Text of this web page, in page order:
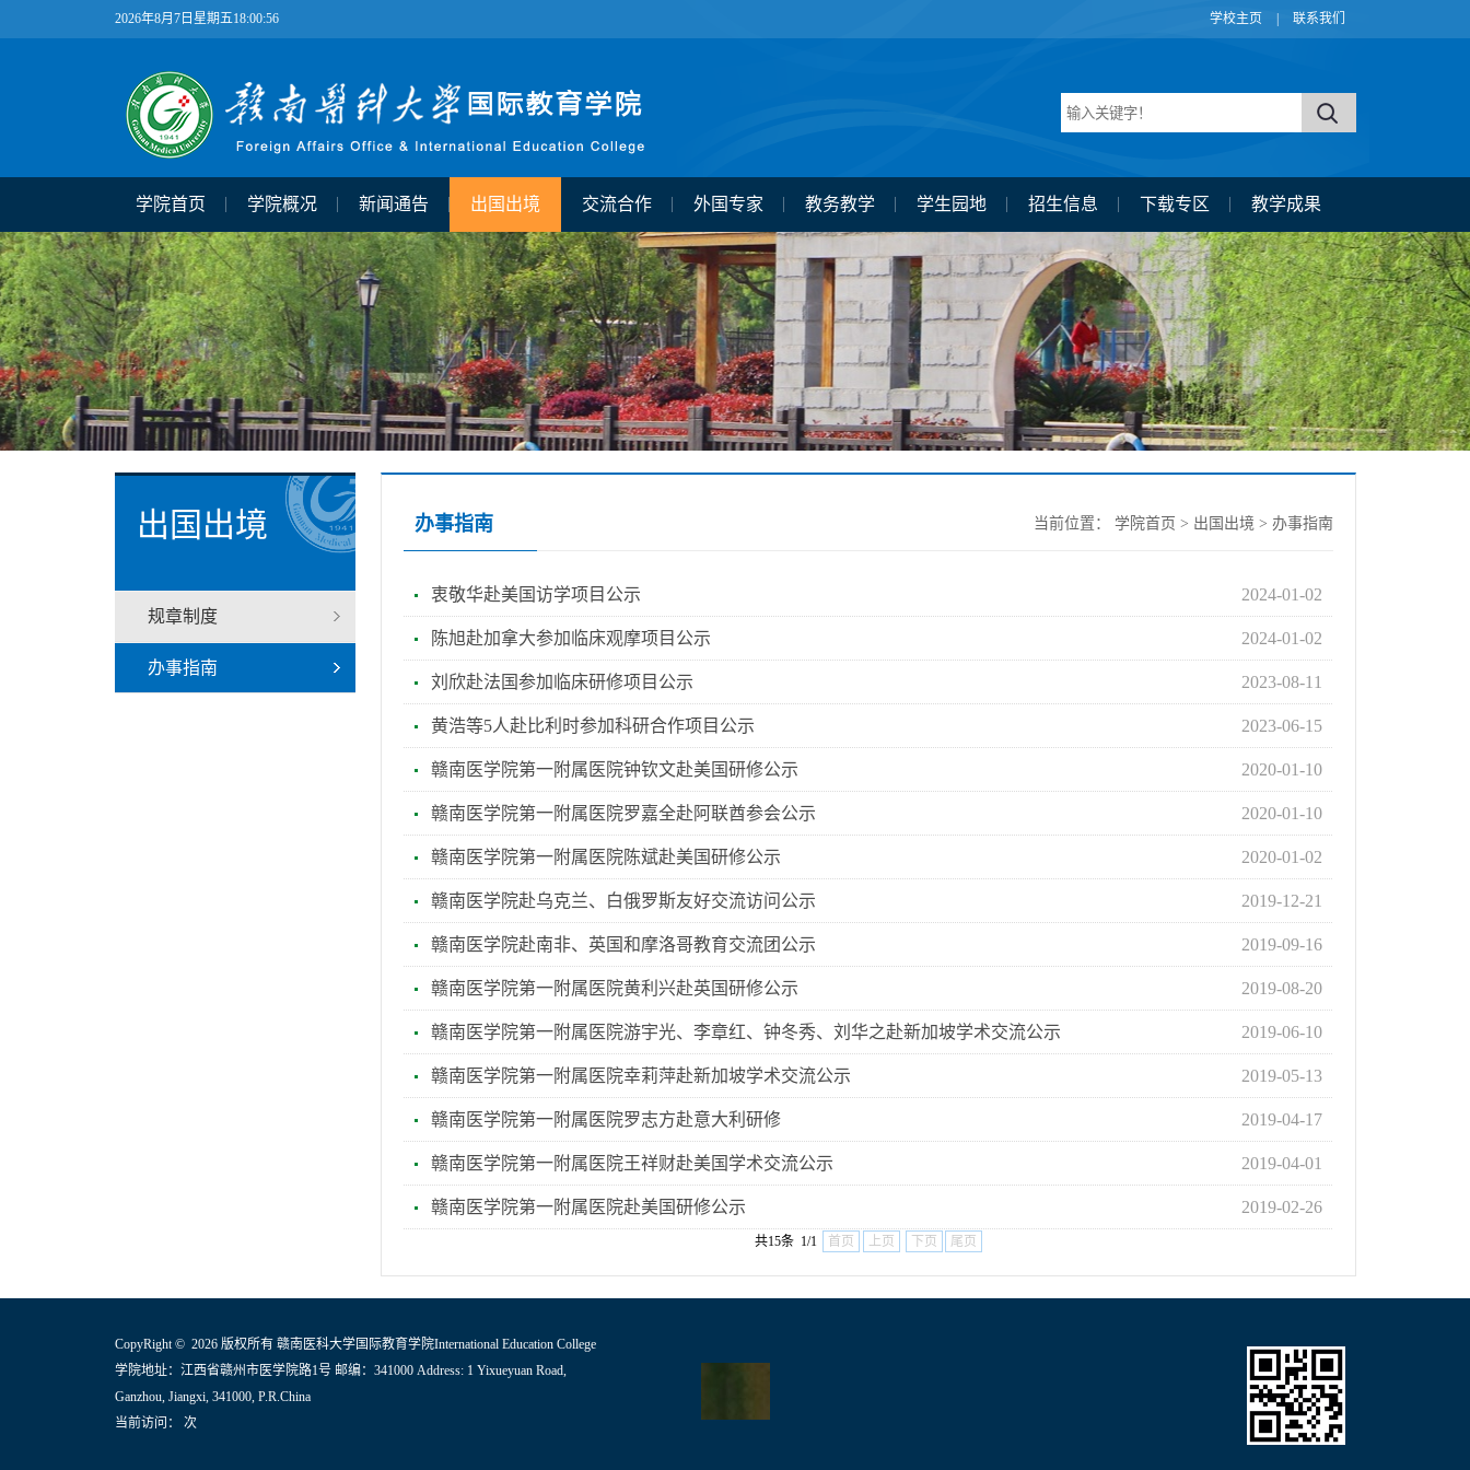
2026年8月7日星期五18:00:56 学校主页 联系我们
学院首页 学院概况 新闻通告 出国出境 交流合作 外国专家 教务教学 学生园地 招生信息 下载专区 教学成果
出国出境
规章制度
办事指南
办事指南 当前位置： 学院首页 > 出国出境 > 办事指南
衷敬华赴美国访学项目公示 2024-01-02
陈旭赴加拿大参加临床观摩项目公示 2024-01-02
刘欣赴法国参加临床研修项目公示 2023-08-11
黄浩等5人赴比利时参加科研合作项目公示 2023-06-15
赣南医学院第一附属医院钟钦文赴美国研修公示 2020-01-10
赣南医学院第一附属医院罗嘉全赴阿联酋参会公示 2020-01-10
赣南医学院第一附属医院陈斌赴美国研修公示 2020-01-02
赣南医学院赴乌克兰、白俄罗斯友好交流访问公示 2019-12-21
赣南医学院赴南非、英国和摩洛哥教育交流团公示 2019-09-16
赣南医学院第一附属医院黄利兴赴英国研修公示 2019-08-20
赣南医学院第一附属医院游宇光、李章红、钟冬秀、刘华之赴新加坡学术交流公示 2019-06-10
赣南医学院第一附属医院幸莉萍赴新加坡学术交流公示 2019-05-13
赣南医学院第一附属医院罗志方赴意大利研修 2019-04-17
赣南医学院第一附属医院王祥财赴美国学术交流公示 2019-04-01
赣南医学院第一附属医院赴美国研修公示 2019-02-26
共15条 1/1 首页 上页 下页 尾页
CopyRight © 2026 版权所有 赣南医科大学国际教育学院International Education College
学院地址：江西省赣州市医学院路1号 邮编：341000 Address: 1 Yixueyuan Road,
Ganzhou, Jiangxi, 341000, P.R.China
当前访问：
次